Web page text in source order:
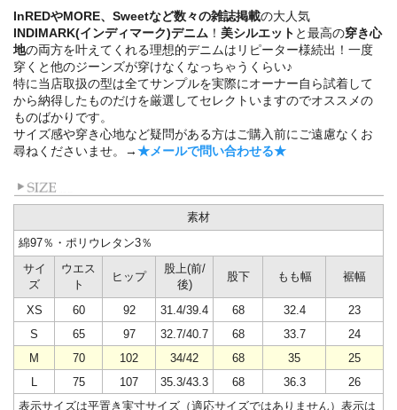
InREDやMORE、Sweetなど数々の雑誌掲載の大人気
INDIMARK(インディマーク)デニム ！ 美シルエット と最高の穿き心
地の両方を叶えてくれる理想的デニムはリピーター様続出！一度
穿くと他のジーンズが穿けなくなっちゃうくらい♪
特に当店取扱の型は全てサンプルを実際にオーナー自ら試着して
から納得したものだけを厳選してセレクトいますのでオススメの
ものばかりです。
サイズ感や穿き心地など疑問がある方はご購入前にご遠慮なくお
尋ねくださいませ。→★メールで問い合わせる★
素材
綿97％・ポリウレタン3％
サイ
ズ
ウエス
ト
ヒップ
股上(前/
後)
股下 もも幅 裾幅
XS 60 92 31.4/39.4 68 32.4
23
S
65 97 32.7/40.7 68 33.7
24
M
70 102 34/42 68 35
25
L
75 107 35.3/43.3 68 36.3
26
表示サイズは平置き実寸サイズ（適応サイズではありません）表示は